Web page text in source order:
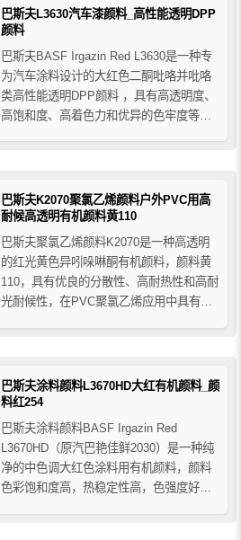
久的色彩，广泛应用于汽车涂料和工...
巴斯夫L3630汽车漆颜料_高性能透明DPP
颜料
巴斯夫BASF Irgazin Red L3630是一种专
为汽车涂料设计的大红色二酮吡咯并吡咯
类高性能透明DPP颜料 ，具有高透明度、
高饱和度、高着色力和优异的色牢度等特
效果漆，也推荐用于彩色滤光片、金属
装...
巴斯夫K2070聚氯乙烯颜料户外PVC用高
耐候高透明有机颜料黄110
巴斯夫聚氯乙烯颜料K2070是一种高透明
的红光黄色异吲哚啉酮有机颜料，颜料黄
110，具有优良的分散性、高耐热性和高耐
光耐候性，在PVC聚氯乙烯应用中具有优
于柔性和刚性PVC聚氯乙烯、PO聚烯烃和
苯乙烯等塑料聚合物...
巴斯夫涂料颜料L3670HD大红有机颜料_颜
料红254
巴斯夫涂料颜料BASF Irgazin Red
L3670HD（原汽巴艳佳鲜2030）是一种纯
净的中色调大红色涂料用有机颜料，颜料
色彩饱和度高，热稳定性高，色强度好，